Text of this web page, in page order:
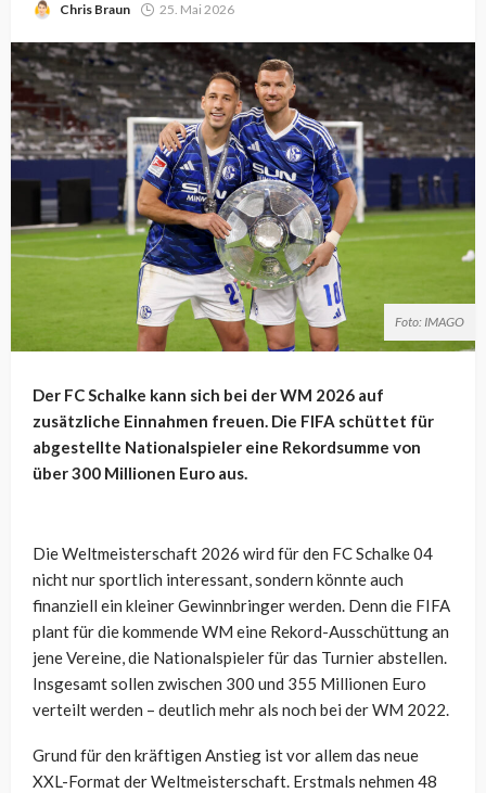
Chris Braun 25. Mai 2026
Foto: IMAGO
Der FC Schalke kann sich bei der WM 2026 auf
zusätzliche Einnahmen freuen. Die FIFA schüttet für
abgestellte Nationalspieler eine Rekordsumme von
über 300 Millionen Euro aus.
Die Weltmeisterschaft 2026 wird für den FC Schalke 04
nicht nur sportlich interessant, sondern könnte auch
finanziell ein kleiner Gewinnbringer werden. Denn die FIFA
plant für die kommende WM eine Rekord-Ausschüttung an
jene Vereine, die Nationalspieler für das Turnier abstellen.
Insgesamt sollen zwischen 300 und 355 Millionen Euro
verteilt werden – deutlich mehr als noch bei der WM 2022.
Grund für den kräftigen Anstieg ist vor allem das neue
XXL-Format der Weltmeisterschaft. Erstmals nehmen 48